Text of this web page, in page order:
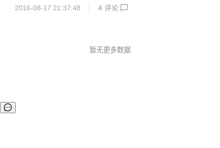
象的简单操作集合，包括分页查询、增、删、改，具体业务逻
pl)、批处理系统（Batch）、接口系统(Rest/Main)和自动化
2016-08-17 21:37:48 4 评论
暂无更多数据